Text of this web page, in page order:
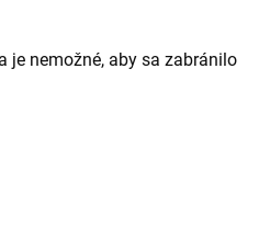
je nemožné, aby sa zabránilo